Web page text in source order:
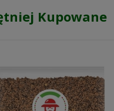
Kupowane